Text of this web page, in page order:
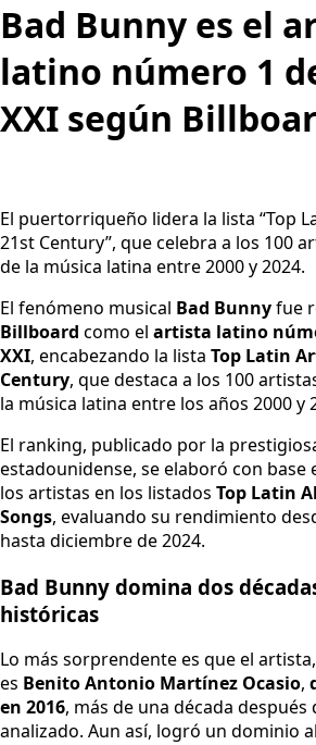
Bad Bunny es el
latino número 1
XXI según
El puertorriqueño lidera la lista “Top
21st Century”, que celebra a los 100
de la música latina entre 2000 y 2024.
El fenómeno musical Bad Bunnyfue
Billboard como el artista latino
XXI, encabezando la lista Top Latin
Century, que destaca a los 100
la música latina entre los años 2000 y
El ranking, publicado por la
estadounidense, se elaboró con base
los artistas en los listados Top Latin
Songs, evaluando su rendimiento
hasta diciembre de 2024.
Bad Bunny domina dos
históricas
Lo más sorprendente es que el
es Benito Antonio Martínez Ocasio,
en 2016, más de una década
analizado. Aun así, logró un dominio